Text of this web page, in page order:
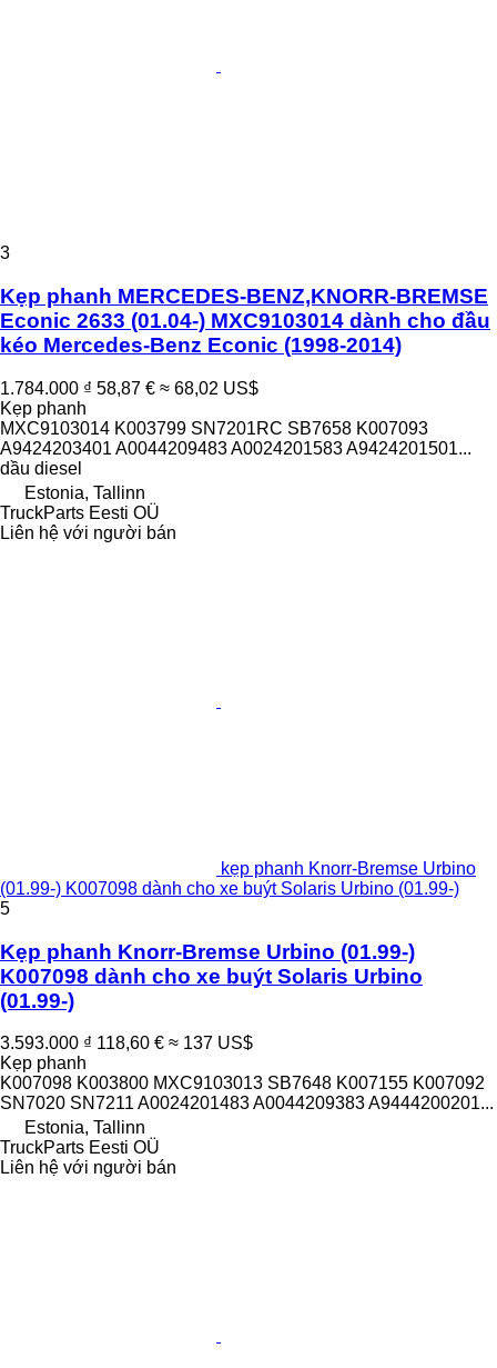
3
Kẹp phanh MERCEDES-BENZ,KNORR-BREMSE
Econic 2633 (01.04-) MXC9103014 dành cho đầu
kéo Mercedes-Benz Econic (1998-2014)
1.784.000 ₫ 58,87 € ≈ 68,02 US$
Kẹp phanh
MXC9103014 K003799 SN7201RC SB7658 K007093
A9424203401 A0044209483 A0024201583 A9424201501...
dầu diesel
Estonia, Tallinn
TruckParts Eesti OÜ
Liên hệ với người bán
kẹp phanh Knorr-Bremse Urbino
(01.99-) K007098 dành cho xe buýt Solaris Urbino (01.99-)
5
Kẹp phanh Knorr-Bremse Urbino (01.99-)
K007098 dành cho xe buýt Solaris Urbino
(01.99-)
3.593.000 ₫ 118,60 € ≈ 137 US$
Kẹp phanh
K007098 K003800 MXC9103013 SB7648 K007155 K007092
SN7020 SN7211 A0024201483 A0044209383 A9444200201...
Estonia, Tallinn
TruckParts Eesti OÜ
Liên hệ với người bán